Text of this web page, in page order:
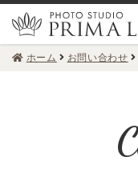
ホーム お問い合わせ